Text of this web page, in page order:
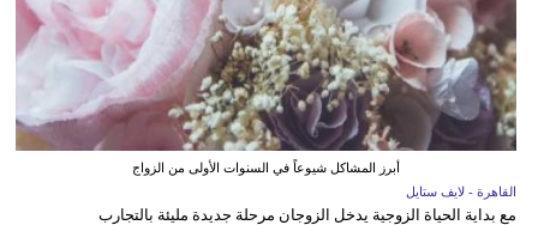
أبرز المشاكل شيوعاً في السنوات الأولى من الزواج
القاهرة - لايف ستايل
مع بداية الحياة الزوجية يدخل الزوجان مرحلة جديدة مليئة بالتجارب